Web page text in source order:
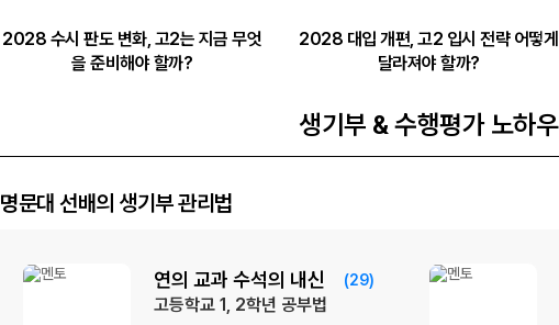
2028 수시 판도 변화, 고2는 지금 무엇
을 준비해야 할까?
2028 대입 개편, 고2 입시 전략 어떻게
달라져야 할까?
생기부 & 수행평가 노하우
명문대 선배의 생기부 관리법
연의 교과 수석의 내신 (29)
고등학교 1, 2학년 공부법